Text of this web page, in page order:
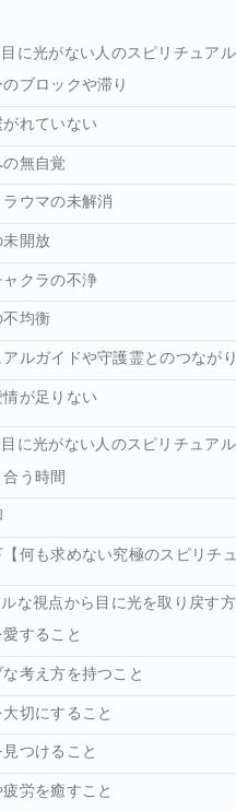
に光がない人のスピリチュアル
ブロックや滞り
れていない
無自覚
ラウマの未解消
未開放
ャクラの不浄
不均衡
アルガイドや守護霊とのつなが
情が足りない
に光がない人のスピリチュアル
う時間
何も求めない究極のスピリチ
な視点から目に光を取り戻す
すること
考え方を持つこと
大切にすること
つけること
労を癒すこと